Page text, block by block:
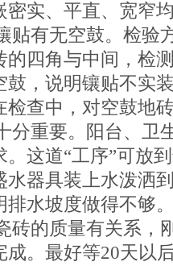
密实、平直、宽窄
贴有无空鼓。检验
的四角与中间，检
鼓，说明镶贴不实
检查中，对空鼓地
分重要。阳台、卫
。这道“工序”可放
水器具装上水泼洒
排水坡度做得不够
砖的质量有关系，
成。最好等20天以